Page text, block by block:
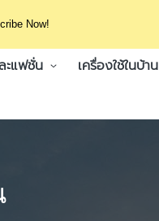
Now!
ะแฟชั่น เครื่องใช้ในบ้าน